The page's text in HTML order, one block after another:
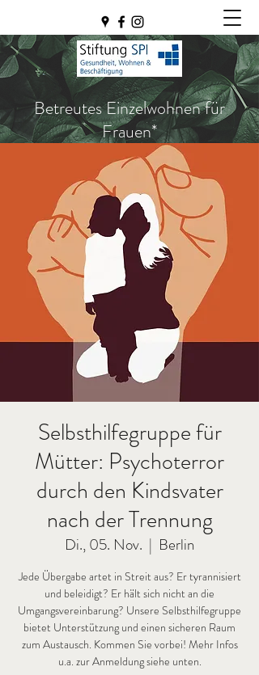
Betreutes Einzelwohnen für
Frauen*
Selbsthilfegruppe für
Mütter: Psychoterror
durch den Kindsvater
nach der Trennung
Di., 05. Nov.
  |
Berlin
Jede Übergabe artet in Streit aus? Er tyrannisiert
und beleidigt? Er hält sich nicht an die
Umgangsvereinbarung? Unsere Selbsthilfegruppe
bietet Unterstützung und einen sicheren Raum
zum Austausch. Kommen Sie vorbei! Mehr Infos
u.a. zur Anmeldung siehe unten.